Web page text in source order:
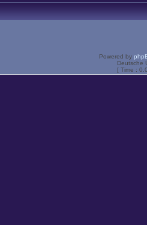
Powered by
Deutsche
[ Time :